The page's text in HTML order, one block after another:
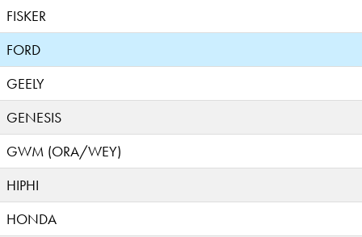
FISKER
FORD
GEELY
GENESIS
GWM (ORA/WEY)
HIPHI
HONDA